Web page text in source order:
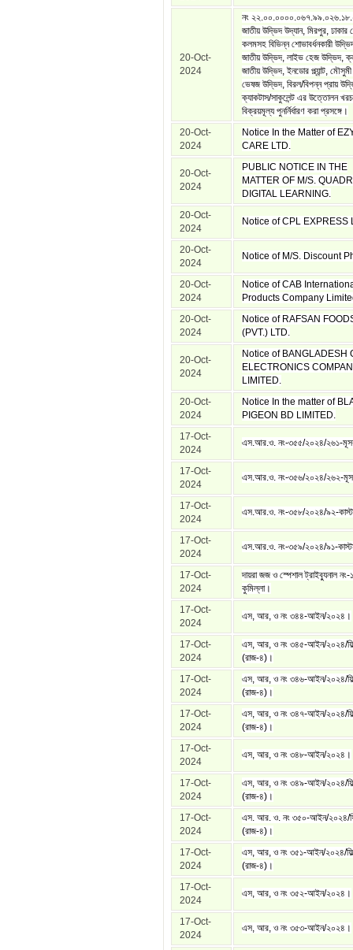
20-Oct-
2024
নং
জাতীয় উদ্ভিদ উদ্যান, মিরপুর, ঢাকার
কলমসহ বিভিন্ন শোভাবর্ধনকারী
জাতীয় উদ্ভিদ, লাইভ হেজ উদ্ভিদ,
জাতীয় উদ্ভিদ, ইনডোর প্ল্যান্ট,
ভেষজ উদ্ভিদ, বিরল/বিপন্ন প্রায়
ক্যাকটাস/সাকুলেন্ট এর উত্তোলন
বিক্রয়মূল্য পুনর্নির্ধারণ করা প্রসঙ্গে।
20-Oct-
2024
Notice In the Matter of
CARE LTD.
20-Oct-
2024
PUBLIC NOTICE IN THE
MATTER OF M/S.
DIGITAL LEARNING.
20-Oct-
2024
Notice of CPL EXPRESS
20-Oct-
2024
Notice of M/S. Discount
20-Oct-
2024
Notice of CAB
Products Company
20-Oct-
2024
Notice of RAFSAN
(PVT.) LTD.
20-Oct-
2024
Notice of BANGLADESH
ELECTRONICS
LIMITED.
20-Oct-
2024
Notice In the matter of
PIGEON BD LIMITED.
17-Oct-
2024
এস.আর.ও. নং-৩৫৫/২০২৪/২৬১-
17-Oct-
2024
এস.আর.ও. নং-৩৫৬/২০২৪/২৬২-
17-Oct-
2024
এস.আর.ও. নং-৩৫৮/২০২৪/৯২-
17-Oct-
2024
এস.আর.ও. নং-৩৫৯/২০২৪/৯১-
17-Oct-
2024
দায়রা জজ ও স্পেশাল ট্রাইব্যুনাল নং-
কুমিল্লা।
17-Oct-
2024
এস, আর, ও নং ৩৪৪-আইন/২০২৪।
17-Oct-
2024
এস, আর, ও নং ৩৪৫-আইন/২০২৪/
(রাজ-৪)।
17-Oct-
2024
এস, আর, ও নং ৩৪৬-আইন/২০২৪/
(রাজ-৪)।
17-Oct-
2024
এস, আর, ও নং ৩৪৭-আইন/২০২৪/
(রাজ-৪)।
17-Oct-
2024
এস, আর, ও নং ৩৪৮-আইন/২০২৪।
17-Oct-
2024
এস, আর, ও নং ৩৪৯-আইন/২০২৪/
(রাজ-৪)।
17-Oct-
2024
এস. আর. ও. নং ৩৫০-আইন/২০২৪/
(রাজ-৪)।
17-Oct-
2024
এস, আর, ও নং ৩৫১-আইন/২০২৪/
(রাজ-৪)।
17-Oct-
2024
এস, আর, ও নং ৩৫২-আইন/২০২৪।
17-Oct-
2024
এস, আর, ও নং ৩৫৩-আইন/২০২৪।